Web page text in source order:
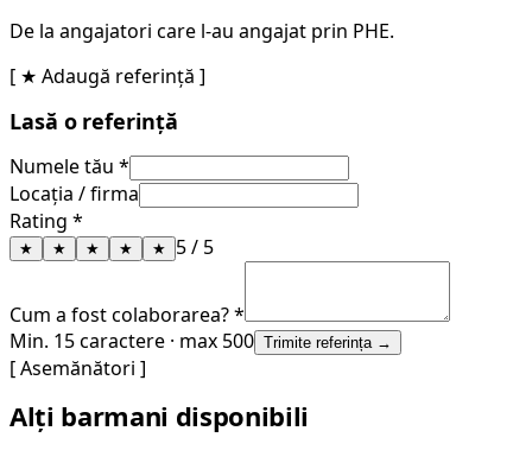
De la angajatori care l-au angajat prin PHE.
[ ★ Adaugă referință ]
Lasă o referință
Numele tău *
Locația / firma
Rating *
★ ★ ★ ★ ★ 5/ 5
Cum a fost colaborarea? *
Min. 15 caractere · max 500 Trimite referința →
[ Asemănători ]
Alți barmani disponibili